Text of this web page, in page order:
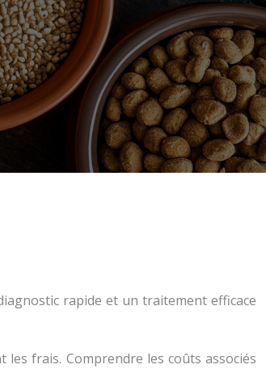
rapide et un traitement efficace
frais. Comprendre les coûts associés